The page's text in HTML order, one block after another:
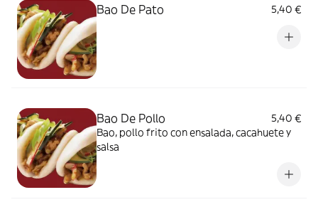
Bao De Pato 5,40 €
Bao De Pollo
5,40 €
Bao, pollo frito con ensalada, cacahuete y
salsa